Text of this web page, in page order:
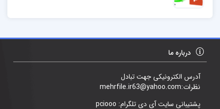
درباره ما
آدرس الکترونیکی جهت تبادل
نظرات:mehrfile.ir63@yahoo.com
پشتیبانی سایت آی دی تلگرام: pciooo